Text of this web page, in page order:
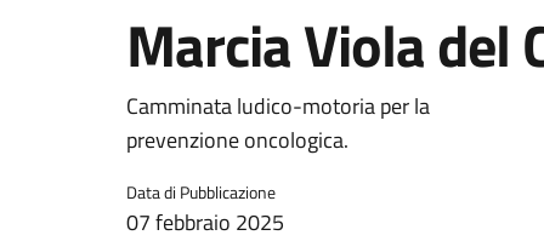
Marcia Viola del
Camminata ludico-motoria per la
prevenzione oncologica.
Data di Pubblicazione
07 febbraio 2025